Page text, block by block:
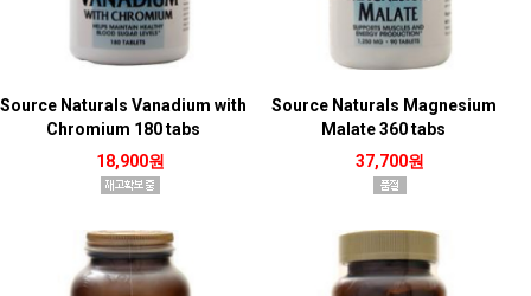
Source Naturals Vanadium with
Chromium 180 tabs
18,900원
Source Naturals Magnesium
Malate 360 tabs
37,700원